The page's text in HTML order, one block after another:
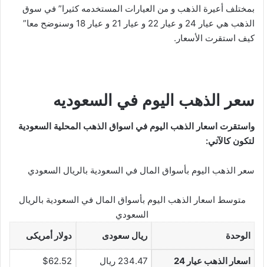
بمختلف أعيرة الذهب و من العيارات المستخدمه كثيرا” في سوق
الذهب هي عيار 24 و عيار 22 و عيار 21 و عيار 18 وسنوضح معا”
كيف استقرت الأسعار.
سعر الذهب اليوم في السعوديه
واستقرت اسعار الذهب اليوم في اسواق الذهب المحلية السعودية
لتكون كالآتي:
سعر الذهب اليوم بأسواق المال في السعودية بالريال السعودي
متوسط اسعار الذهب اليوم بأسواق المال في السعودية بالريال
السعودي
الوحدة
ريال سعودى دولار أمريكى
اسعار الذهب عيار 24 234.47 ريال $62.52